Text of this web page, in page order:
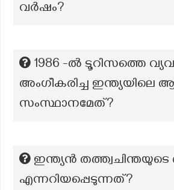
വർഷം?
1986 -ൽ ടൂറിസത്തെ
അംഗീകരിച്ച ഇന്ത്യയിലെ
സംസ്ഥാനമേത്?
ഇന്ത്യൻ
എന്നറിയപ്പെടുന്നത്?